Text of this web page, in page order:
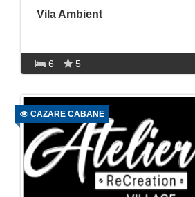
Vila Ambient
6 5
CAZARE CABANE